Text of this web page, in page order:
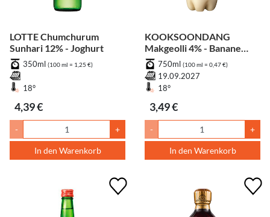
LOTTE Chumchurum
Sunhari 12% - Joghurt
350ml (100 ml = 1,25 €)
18°
4,39 €
- +
In den Warenkorb
KOOKSOONDANG
Makgeolli 4% - Banane
zzgl. Pfand
750ml (100 ml = 0,47 €)
19.09.2027
18°
3,49 €
- +
In den Warenkorb